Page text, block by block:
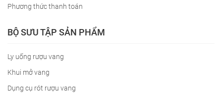
Phương thức thanh toán
BỘ SƯU TẬP SẢN PHẨM
Ly uống rượu vang
Khui mở vang
Dụng cụ rót rượu vang